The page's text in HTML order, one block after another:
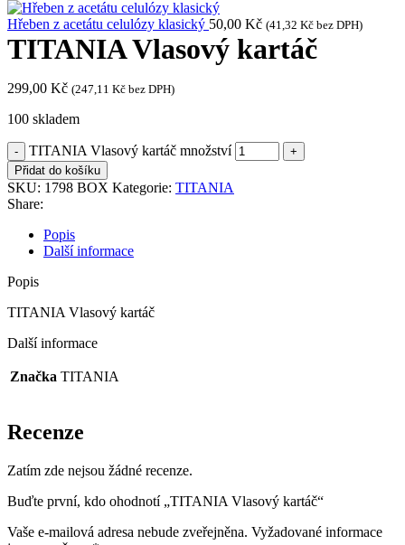
Hřeben z acetátu celulózy klasický 50,00 Kč (41,32 Kč bez DPH)
TITANIA Vlasový kartáč
299,00 Kč (247,11 Kč bez DPH)
100 skladem
TITANIA Vlasový kartáč množství
Přidat do košíku
SKU: 1798 BOX Kategorie: TITANIA
Share:
Popis
Další informace
Popis
TITANIA Vlasový kartáč
Další informace
Značka TITANIA
Recenze
Zatím zde nejsou žádné recenze.
Buďte první, kdo ohodnotí „TITANIA Vlasový kartáč“
Vaše e-mailová adresa nebude zveřejněna. Vyžadované informace